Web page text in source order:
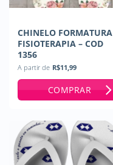
CHINELO FORMATURA
FISIOTERAPIA – COD
1356
A partir de R$11,99
COMPRAR